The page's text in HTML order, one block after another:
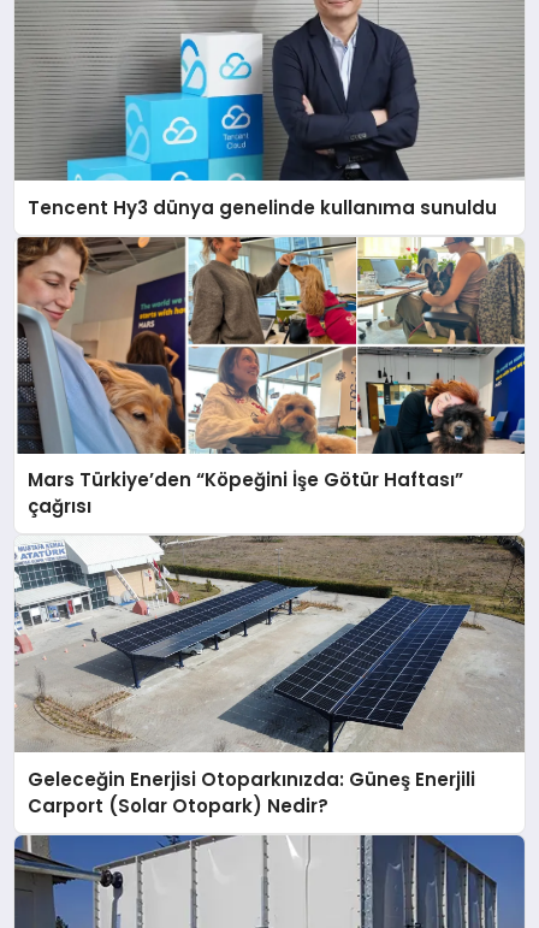
Tencent Hy3 dünya genelinde kullanıma sunuldu
Mars Türkiye’den “Köpeğini İşe Götür Haftası”
çağrısı
Geleceğin Enerjisi Otoparkınızda: Güneş Enerjili
Carport (Solar Otopark) Nedir?